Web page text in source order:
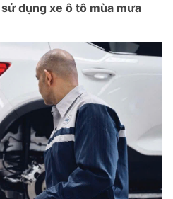
dụng xe ô tô mùa mưa